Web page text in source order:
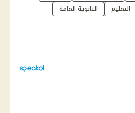
التعليم الثانوية العامة